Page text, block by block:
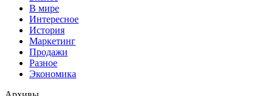
В мире
Интересное
История
Маркетинг
Продажи
Разное
Экономика